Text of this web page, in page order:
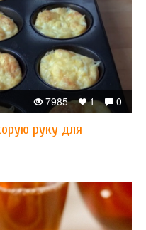
0
1
7985
руку для